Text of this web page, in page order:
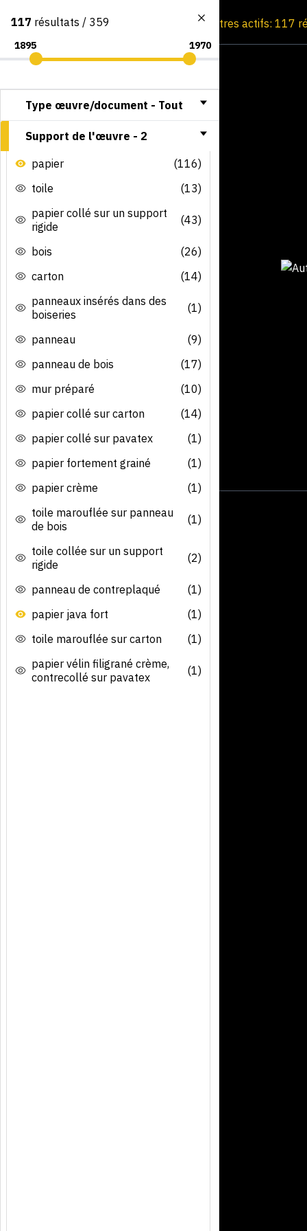
Consultation par image Filtres actifs: 117
117 résultats / 359
Type œuvre/document - Tout
Support de l'œuvre - 2
papier
(116)
toile
(13)
papier collé sur un support
rigide
(43)
bois
(26)
carton
(14)
panneaux insérés dans des
boiseries
(1)
panneau
(9)
panneau de bois
(17)
mur préparé
(10)
papier collé sur carton
(14)
papier collé sur pavatex
(1)
papier fortement grainé
(1)
papier crème
(1)
toile marouflée sur panneau
de bois
(1)
toile collée sur un support
rigide
(2)
panneau de contreplaqué
(1)
papier java fort
(1)
toile marouflée sur carton
(1)
papier vélin filigrané crème,
contrecollé sur pavatex
(1)